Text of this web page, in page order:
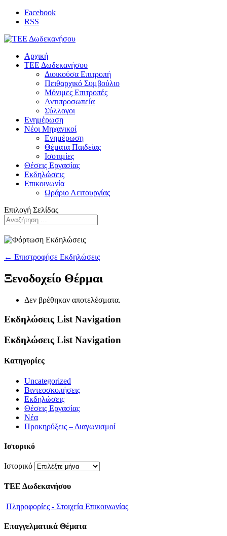
Facebook
RSS
Αρχική
ΤΕΕ Δωδεκανήσου
Διοικούσα Επιτροπή
Πειθαρχικό Συμβούλιο
Μόνιμες Επιτροπές
Αντιπροσωπεία
Σύλλογοι
Ενημέρωση
Νέοι Μηχανικοί
Ενημέρωση
Θέματα Παιδείας
Ισοτιμίες
Θέσεις Εργασίας
Εκδηλώσεις
Επικοινωνία
Ωράριο Λειτουργίας
Επιλογή Σελίδας
← Επιστροφήσε Εκδηλώσεις
Ξενοδοχείο Θέρμαι
Δεν βρέθηκαν αποτελέσματα.
Εκδηλώσεις List Navigation
Εκδηλώσεις List Navigation
Kατηγορίες
Uncategorized
Βιντεοσκοπήσεις
Εκδηλώσεις
Θέσεις Εργασίας
Νέα
Προκηρύξεις – Διαγωνισμοί
Ιστορικό
Ιστορικό
ΤΕΕ Δωδεκανήσου
Πληροφορίες - Στοιχεία Επικοινωνίας
Επαγγελματικά Θέματα